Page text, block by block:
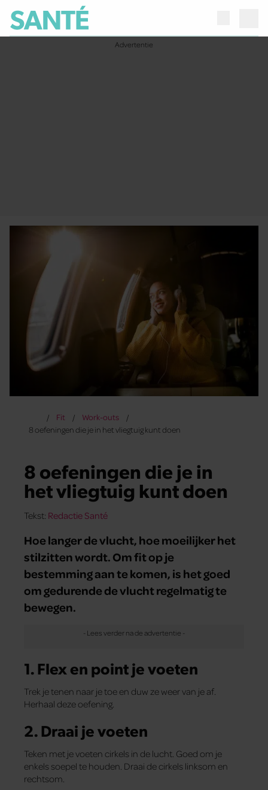
Fit
Work-outs
8 oefeningen die je in het vliegtuig kunt doen
8 oefeningen die je in
het vliegtuig kunt doen
Tekst: Redactie Santé
Hoe langer de vlucht, hoe moeilijker het
stilzitten wordt. Om fit op je
bestemming aan te komen, is het goed
om gedurende de vlucht regelmatig te
bewegen.
1. Flex en point je voeten
Trek je tenen naar je toe en duw ze weer van je af.
Herhaal deze oefening.
2. Draai je voeten
Teken met je voeten cirkels in de lucht. Goed om je
enkels soepel te houden. Draai de cirkels linksom en
rechtsom.